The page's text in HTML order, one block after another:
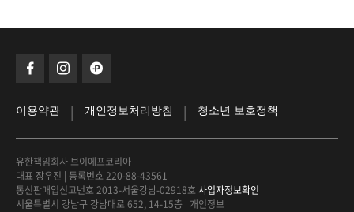
이용약관 | 개인정보처리방침 | 청소년 보호정책
유한책임회사 브이에프코리아
대표 장우진 | 등록번호 220-88-43561
통신판매업신고번호 2013-서울강남-02918호 사업자정보확인
서울특별시 강남구 강남대로 652, 14-15층 | 개인정보